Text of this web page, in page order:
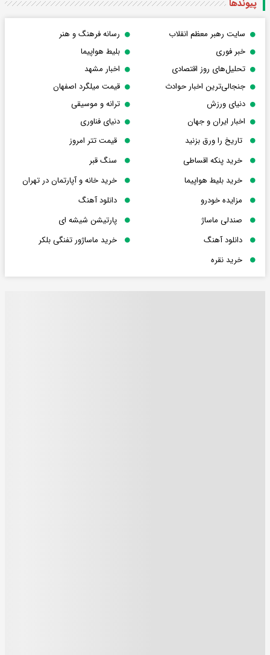
پیوندها
سایت رهبر معظم انقلاب
رسانه فرهنگ و هنر
خبر فوری
بلیط هواپیما
تحلیل‌های روز اقتصادی
اخبار مشهد
جنجالی‌ترین اخبار حوادث
قیمت میلگرد اصفهان
دنیای ورزش
ترانه و موسیقی
اخبار ایران و جهان
دنیای فناوری
تاریخ را ورق بزنید
قیمت تتر امروز
خرید پنکه اقساطی
سنگ قبر
خرید بلیط هواپیما
خرید خانه و آپارتمان در تهران
مزایده خودرو
دانلود آهنگ
صندلی ماساژ
پارتیشن شیشه ای
دانلود آهنگ
خرید ماساژور تفنگی بلکر
خرید نقره